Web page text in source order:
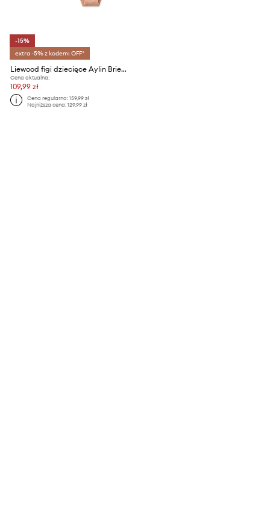
-15%
extra -5% z kodem: OFF*
Liewood figi dziecięce Aylin Briefs 3-Pack 3-pack
Cena aktualna:
109,99 zł
Cena regularna:159,99 zł
Najniższa cena:129,99 zł